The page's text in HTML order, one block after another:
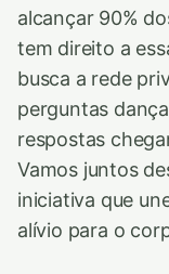
alcançar 90%
tem direito a
busca a rede
perguntas
respostas
Vamos juntos
iniciativa que
alívio para o